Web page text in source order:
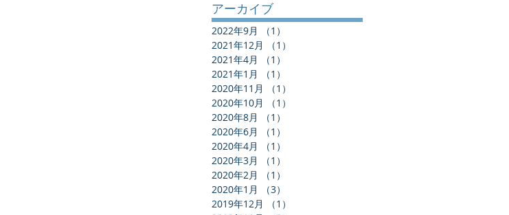
アーカイブ
2022年9月 （1）
2021年12月
（1）
2021年4月
（1）
2021年1月
（1）
2020年11月
（1）
2020年10月
（1）
2020年8月
（1）
2020年6月
（1）
2020年4月
（1）
2020年3月
（1）
2020年2月
（1）
2020年1月
（3）
2019年12月
（1）